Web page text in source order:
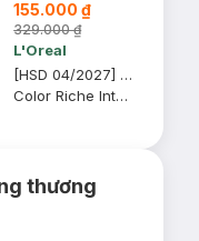
155.000 ₫
329.000 ₫
L'Oreal
[HSD 04/2027] Son Môi L'Oreal Mịn Lì 129 I Lead - Cam Đỏ Đất 1.7g
Color Riche Intense Volume Matte
thương